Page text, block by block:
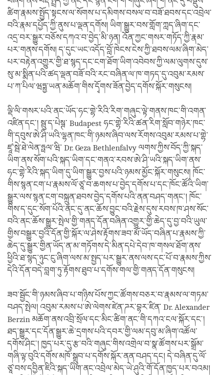
ཚིག་རྣམས་སྤྱོད་སྟངས་ལ་སོགས་པ་དམིགས་བསལ་བ་བཟོ་ཐབས་དང་འབྲེལ་
བའི་རྣམ་དཔྱོད་ཀྱི་ནུས་པ་ལྡན་དགོས། ཡིག་སྒྱུར་བས་གློག་ཀླད་ཞིག་དང་
འདྲ་བར་སྒྱུར་བཅོས་དཀའ་བ་བྱེད་མི་ཉན། འོན་ཀྱང་གསར་གཏོད་ཀྱི་རྣམ་
པར་གནས་དགོས། ད་དུང་ཡང་འདོད་བློ་ཁེངས་ངེས་ཀྱི་ཐབས་ལམ་ཞིག་མེད་
པར་བརྟེན་འགྱུར་གྱི་ཐ་སྙད་དང་ངག་ཐོག་ཡིག་འབེབས་ཀྱི་ལམ་ལུགས་དུས་
སུ་མ་སྨིན་པའི་ཚད་ལྡན་བཟོ་བའི་རང་བཞིན་ལ་ཁ་གཏད་དུ་འབུམ་རམས་
པ་ཀ་པིལ་ཝཏྶྱ་ཡན་མཆོག་གིས་དྭོགས་ཟོན་བྱེད་དགོས་སྐོར་གསུངས།
ལྡི་ལི་གསར་པའི་ནང་ཡོད་ཧང་གྷེ་རིའི་རིག་གཞུང་ལྟེ་གནས་ཁང་གི་འགན་
འཛིན་དང་། སྦུ་ད་པེསྚ་ Budapest ཧང་གྷེ་རིའི་ཚན་རིག་སློབ་གཉེར་ཁང་
གི་དབུས་ཨེ་ཤི་ཡའི་ལྷན་ཁང་གི་ཉམས་ཞིབ་ལས་རོགས་འབུམ་རམས་པ་གྷེ་
ཛཱ་སྦེ་ཐེ་ལེན་ཧྥལ་ཝི་ Dr. Geza Bethlenfalvy ལགས་ཀྱིས་བོད་ཀྱི་སྐད་
ཡིག་ནས་སོག་པའི་སྐད་ཡིག་དང་གནའ་རབས་ཨེ་ཤི་ཡའི་སྐད་ཡིག་ནས་
ཧང་གྷེ་རིའི་སྐད་ཡིག་དུ་ཡིག་སྒྱུར་བྱས་པའི་ཉམས་མྱོང་སྐོར་གསུངས། ཁོང་
གིས་སྙན་ངག་པ་རྣམས་ལོ་ཙཱ་བ་ཆགས་པ་བྱེད་དགོས་པ་དང་ཁོང་ཚོའི་ཡིག་
སྒྱུར་ལས་སྙན་ངག་བསྐྲུན་ཐབས་བྱེད་དགོས་པའི་ནན་བཤད་གནང་། ཁོང་
གིས་ད་དུང་སོག་པོའི་ནང་དུ་ནང་ཆོས་བྱུང་བའི་རྗེས་དུས་རབས་ཁ་ཤས་སོང་
བའི་ནང་ཆོས་སྒྱུར་སྤེལ་གྱི་གནད་དོན་བཞིན་འགྱུར་གྱི་ཆེད་དུ་བྱ་བའི་ཡུལ་
གྱིས་བསྒྱུར་བྱའི་དོན་གྱི་སྐོར་ལ་ཤེས་རྟོགས་ཟབ་མོ་ཡོད་བཞིན་པ་རྣམས་ཀྱི་
ཆེད་དུ་སྒྱུར་གྱིན་ཡོད་ན་མ་གཏོགས་དེ་མིན་དཔེ་དེབ་ཁ་གསལ་ཐོག་ནས་
ཕྱིའི་ཐ་སྙད་ཉུང་ངུ་ཞིག་ལས་མ་སྤྱད་པར་སྒྱུར་ནས་ལས་དང་པོ་བ་རྣམས་ཀྱིས་
དེའི་དོན་བདེ་བླག་ཏུ་རྟོགས་ཐུབ་པ་དགོས་གལ་གྱི་གནད་དོན་གསུངས།
ཟབ་སྦྱོང་གི་ཉམས་ཞིབ་པ་གཉིས་པོས་ཀྱང་ཚོགས་བཅར་བ་རྣམས་ལ་གཏམ་
བཤད་སྤེལ། འབུམ་རམས་པ་ཨེ་ལེགས་ཛེན་ཌར་བྷར་ཛིན་ Dr. Alexander
Berzin མཆོག་ནས་འབྲི་སྲོལ་དང་མིང་ཚིག་ནང་གི་དཀའ་ངལ་སྐོར་དང་།
ཐད་སྒྱུར་དང་དོན་སྒྱུར་ཆེ་དྲགས་པའི་དབར་གྱི་ལམ་དབུ་མ་ཞིག་འཚོལ་
དགོས་ཤིང་། ཁྱད་པར་དུ་རྩ་བའི་གཞུང་གིས་འགྲེལ་བ་སྣ་ཚོགས་པར་སྒྲོམ་
གཞི་ལྟ་བུའི་དགོས་མཁོ་སྒྲུབ་པ་དགོས་སྐོར་ནན་བཤད་དང། དེ་བཞིན་དུ་ལོ་
ཙཱ་བས་དབྱིན་ཇིའི་སྐད་ཡིག་ནང་འབྲེལ་མེད་ཡེ་ཤུའི་གོ་དོན་ཁྱད་པར་བའམ།